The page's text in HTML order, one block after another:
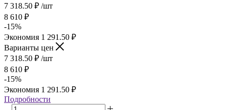
7 318.50 ₽ /шт
8 610 ₽
-15%
Экономия 1 291.50 ₽
Варианты цен
7 318.50 ₽ /шт
8 610 ₽
-15%
Экономия 1 291.50 ₽
Подробности